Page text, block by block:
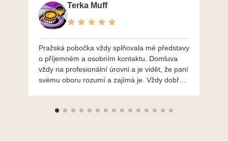
Terka Muff
Pražská pobočka vždy splňovala mé představy
o příjemném a osobním kontaktu. Domluva
vždy na profesionální úrovni a je vidět, že paní
svému oboru rozumí a zajímá je. Vždy dobře a
výběru, jak už bylo napsáno - na požádání